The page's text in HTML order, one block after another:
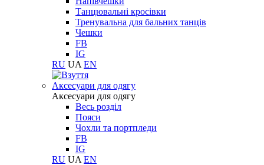
Танцювальні кросівки
Тренувальна для бальних танців
Чешки
FB
IG
RU UA EN
Aксесуари для одягу
Aксесуари для одягу
Весь розділ
Пояси
Чохли та портпледи
FB
IG
RU UA EN